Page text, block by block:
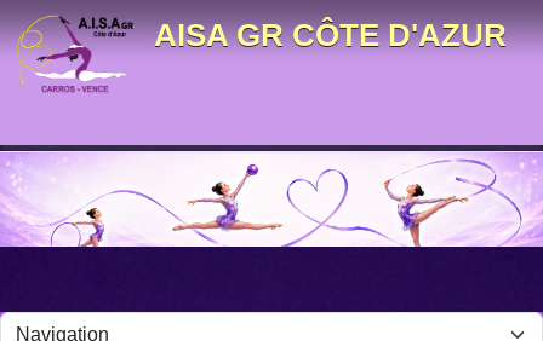
AISA GR CÔTE D'AZUR
Panneau de gestion des cookies